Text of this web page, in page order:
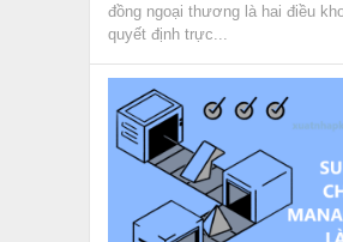
đồng ngoại thương là hai điều
quyết định trực...